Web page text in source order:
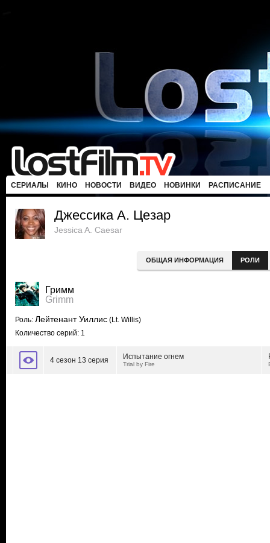
СЕРИАЛЫ КИНО НОВОСТИ ВИДЕО НОВИНКИ РАСПИСАНИЕ
Джессика А. Цезар
Jessica A. Caesar
ОБЩАЯ ИНФОРМАЦИЯ РОЛИ
Гримм
Grimm
Роль: Лейтенант Уиллис (Lt. Willis)
Количество серий: 1
4 сезон 13 серия Испытание огнем
Trial by Fire